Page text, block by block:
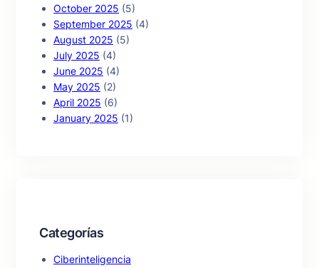
October 2025 (5)
September 2025 (4)
August 2025 (5)
July 2025 (4)
June 2025 (4)
May 2025 (2)
April 2025 (6)
January 2025 (1)
Categorías
Ciberinteligencia